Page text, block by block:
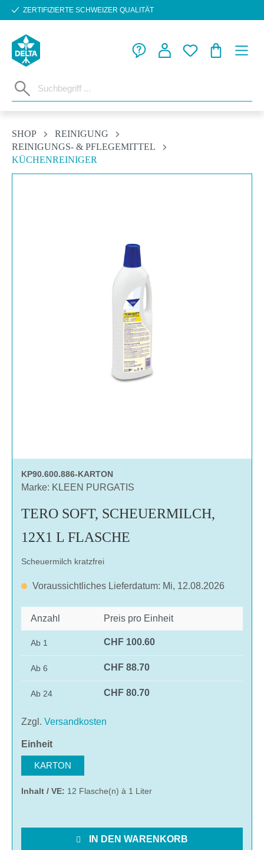
Zum Hauptinhalt springen
ZERTIFIZIERTE SCHWEIZER QUALITÄT
SHOP
REINIGUNG
REINIGUNGS- & PFLEGEMITTEL
KÜCHENREINIGER
KP90.600.886-KARTON
Marke: KLEEN PURGATIS
TERO SOFT, SCHEUERMILCH,
12X1 L FLASCHE
Scheuermilch kratzfrei
Voraussichtliches Lieferdatum: Mi, 12.08.2026
Anzahl Preis pro Einheit
Ab 1 CHF 100.60
Ab 6 CHF 88.70
Ab 24 CHF 80.70
Zzgl. Versandkosten
Einheitauswählen
KARTON
Inhalt / VE: 12 Flasche(n) à 1 Liter
IN DEN WARENKORB